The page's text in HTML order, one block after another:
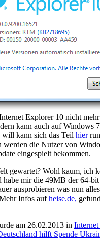
Explorer 10 nicht
kann auch auf Windows
kann sich das Teil hier
werden die Nutzer von
eingespielt bekommen.
gewartet? Wohl kaum, ich
habe mir die 49MB der 64-
ausprobieren was nun
Infos aufheise.de,
am 26.02.2013 in